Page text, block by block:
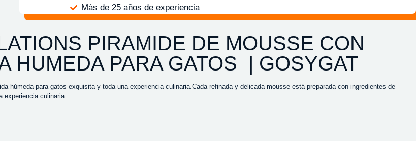
Más de 25 años de experiencia
PIRAMIDE DE MOUSSE CON
HUMEDA PARA GATOS | GOSYGAT
húmeda para gatos exquisita y toda una experiencia culinaria.Cada refinada y delicada mousse está preparada con ingredientes de
experiencia culinaria.